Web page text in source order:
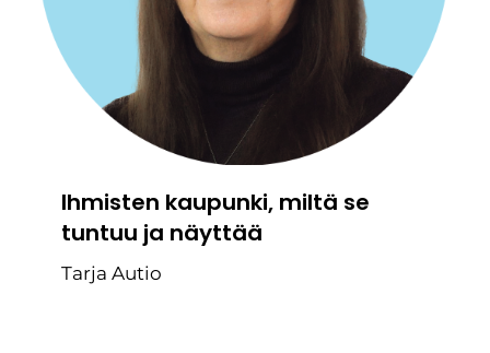
Ihmisten kaupunki, miltä se
tuntuu ja näyttää
Tarja Autio